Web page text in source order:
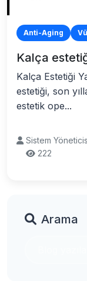
Anti-Aging
Kalça
Kalça Estetiği
estetiği, son
estetik ope...
Sistem
222
Arama